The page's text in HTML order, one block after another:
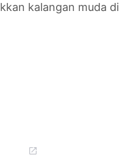
kalangan muda di